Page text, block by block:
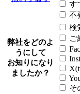
す
不
弊社をどのよ
うにして
お知りになり
ましたか？
検
ご
そ